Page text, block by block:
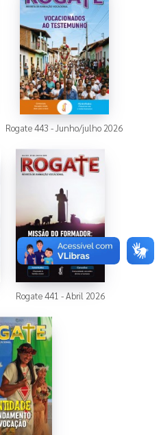
Rogate 443 - Junho/julho 2026
Rogate 441 - Abril 2026